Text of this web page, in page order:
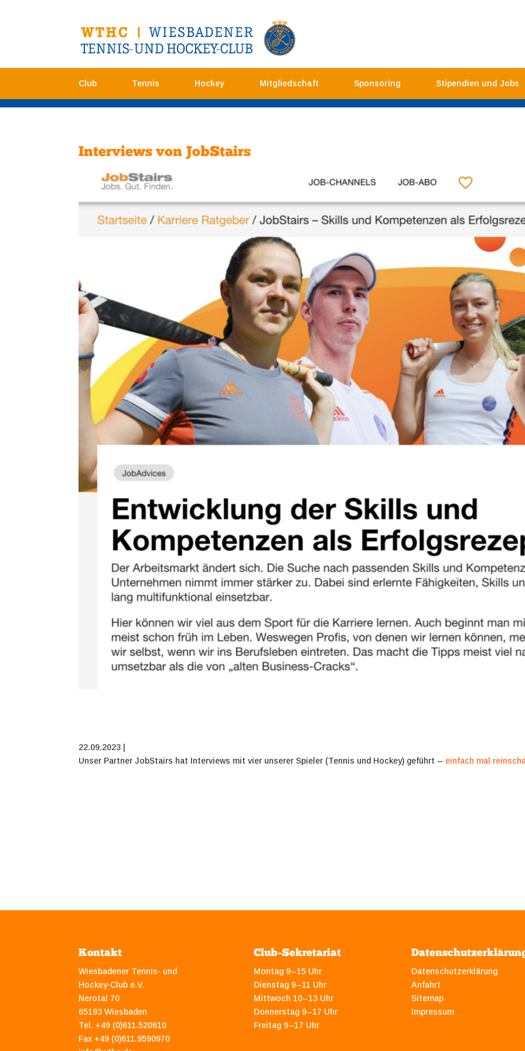
Club Tennis Hockey Mitgliedschaft Sponsoring Stipendien und Jobs
Interviews von JobStairs
22.09.2023 |
Unser Partner JobStairs hat Interviews mit vier unserer Spieler (Tennis und Hockey) geführt – einfach mal
Kontakt
Wiesbadener Tennis- und
Hockey-Club e.V.
Nerotal 70
65193 Wiesbaden
Tel. +49 (0)611.520610
Fax +49 (0)611.9590970
Club-Sekretariat
Montag 9–15 Uhr
Dienstag 9–11 Uhr
Mittwoch 10–13 Uhr
Donnerstag 9–17 Uhr
Freitag 9–17 Uhr
Datenschutzerklärung
Anfahrt
Sitemap
Impressum